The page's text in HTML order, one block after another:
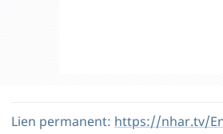
Lien permanent: https://nhar.tv/